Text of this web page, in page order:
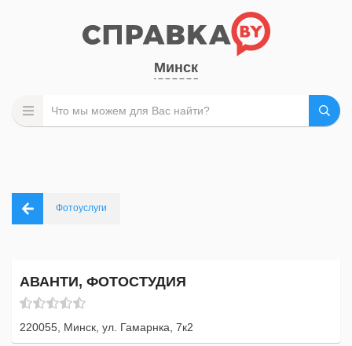
Минск
Фотоуслуги
АВАНТИ, ФОТОСТУДИЯ
220055, Минск, ул. Гамарнка, 7к2